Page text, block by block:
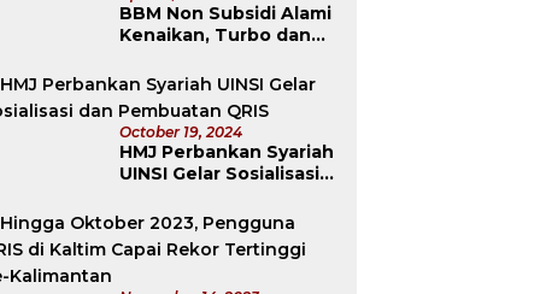
BBM Non Subsidi Alami
Kenaikan, Turbo dan
Drastis
October 19, 2024
HMJ Perbankan Syariah
UINSI Gelar Sosialisasi